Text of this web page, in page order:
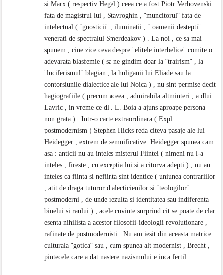
si Marx ( respectiv Hegel ) ceea ce a fost Piotr Verhovenski
fata de magistrul lui , Stavroghin , ¨muncitorul¨ fata de
intelectual ( ¨gnosticii¨ , iluminatii , ¨ oamenii destepti¨
venerati de spectralul Smerdeakov ) . La noi , ce sa mai
spunem , cine zice ceva despre ¨elitele interbelice¨ comite o
adevarata blasfemie ( sa ne gindim doar la ¨trairism¨ , la
¨luciferismul¨ blagian , la huliganii lui Eliade sau la
contorsiunile dialectice ale lui Noica ) , nu sint permise decit
hagiografiile ( precum aceea , admirabila altminteri , a dlui
Lavric , in vreme ce dl . L. Boia a ajuns aproape persona
non grata ) . Intr-o carte extraordinara ( Expl.
postmodernism ) Stephen Hicks reda citeva pasaje ale lui
Heidegger , extrem de semnificative .Heidegger spunea cam
asa : anticii nu au inteles misterul Fiintei ( nimeni nu l-a
inteles , fireste , cu exceptia lui si a citorva adepti ) , nu au
inteles ca fiinta si nefiinta sint identice ( uniunea contrariilor
, atit de draga tuturor dialecticienilor si ¨teologilor¨
postmoderni , de unde rezulta si identitatea sau indiferenta
binelui si raului ) ; acele cuvinte surprind cit se poate de clar
esenta nihilista a acestor filosofii-ideologii revolutionare ,
rafinate de postmodernisti . Nu am iesit din aceasta matrice
culturala ¨gotica¨ sau , cum spunea alt modernist , Brecht ,
pintecele care a dat nastere nazismului e inca fertil .